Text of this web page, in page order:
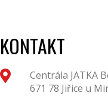
KONTAKT
Centrála JATKA
671 78 Jiřice u